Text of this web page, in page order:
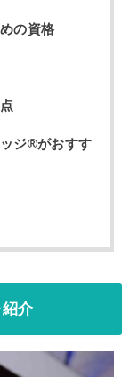
の資格
ジ®︎がおすす
介